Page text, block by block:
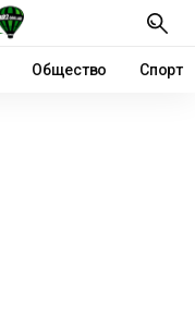
Общество Спорт